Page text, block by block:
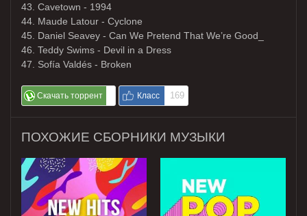
43. Cavetown - 1994
44. Maude Latour - Cyclone
45. Daniel Seavey - Can We Pretend That We’re Good_
46. Teddy Swims - Devil in a Dress
47. Sofía Valdés - Broken
169
ПОХОЖИЕ СБОРНИКИ МУЗЫКИ